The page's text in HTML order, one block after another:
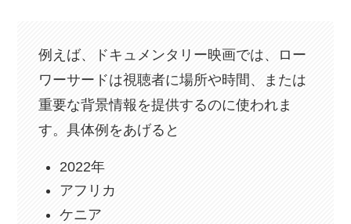
例えば、ドキュメンタリー映画では、ロー
ワーサードは視聴者に場所や時間、または
重要な背景情報を提供するのに使われま
す。具体例をあげると
2022年
アフリカ
ケニア